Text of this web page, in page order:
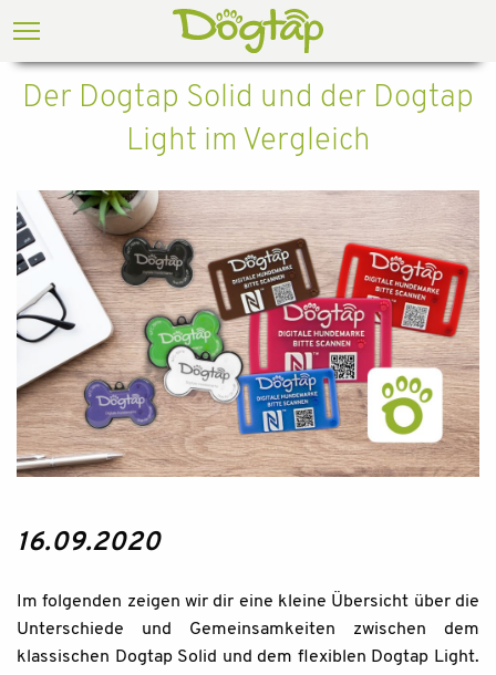
Der Dogtap Solid und der Dogtap
Light im Vergleich
16.09.2020
Im folgenden zeigen wir dir eine kleine Übersicht über die
Unterschiede und Gemeinsamkeiten zwischen dem
klassischen Dogtap Solid und dem flexiblen Dogtap Light.